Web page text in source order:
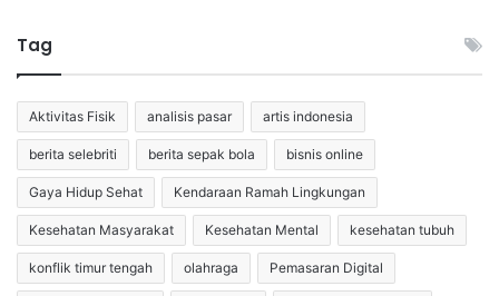
Tag
Aktivitas Fisik analisis pasar artis indonesia
berita selebriti berita sepak bola bisnis online
Gaya Hidup Sehat Kendaraan Ramah Lingkungan
Kesehatan Masyarakat Kesehatan Mental kesehatan tubuh
konflik timur tengah olahraga Pemasaran Digital